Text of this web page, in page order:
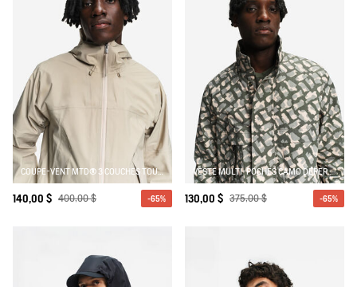
COUPE-VENT MTD® 3 COUCHES TOUCHER COTON COURT ET LÉGER À CAPUCHE AVEC POCHES ZIPPÉES
140,00 $ 400,00 $ -65%
VESTE MULTI-POCHES CAMO DÉPERLANTE
130,00 $ 375,00 $ -65%